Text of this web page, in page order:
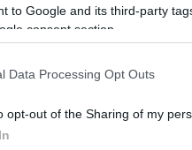
to Google and its third-party
consent section.
Data Processing Opt Outs
opt-out of the Sharing of my